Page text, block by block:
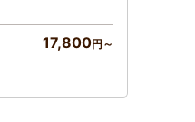
17,800円～